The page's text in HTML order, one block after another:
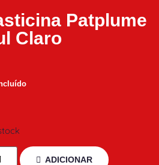
Patplume
Claro
ADICIONAR